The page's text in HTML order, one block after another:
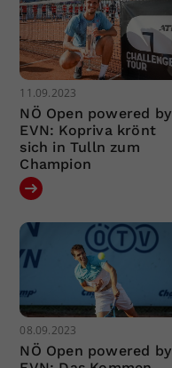
11.09.2023
NÖ Open powered by
EVN: Kopriva krönt
sich in Tulln zum
Champion
08.09.2023
NÖ Open powered by